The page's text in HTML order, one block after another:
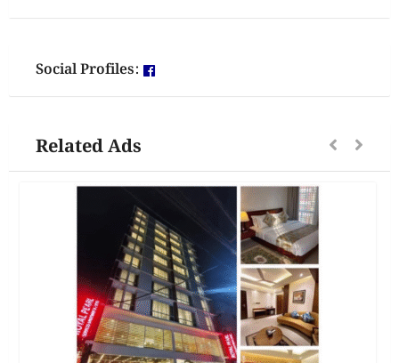
Social Profiles:
Related Ads